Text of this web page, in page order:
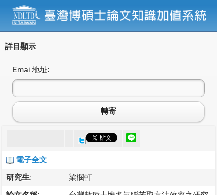
詳目顯示
Email地址:
轉寄
電子全文
研究生: 梁欄軒